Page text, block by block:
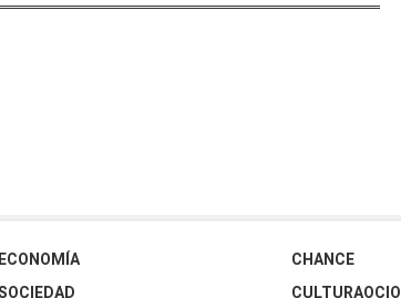
ECONOMÍA
CHANCE
CULTURAOCIO